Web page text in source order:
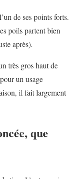
de ses points forts.
poils partent bien
après).
très gros haut de
un usage
il fait largement
que